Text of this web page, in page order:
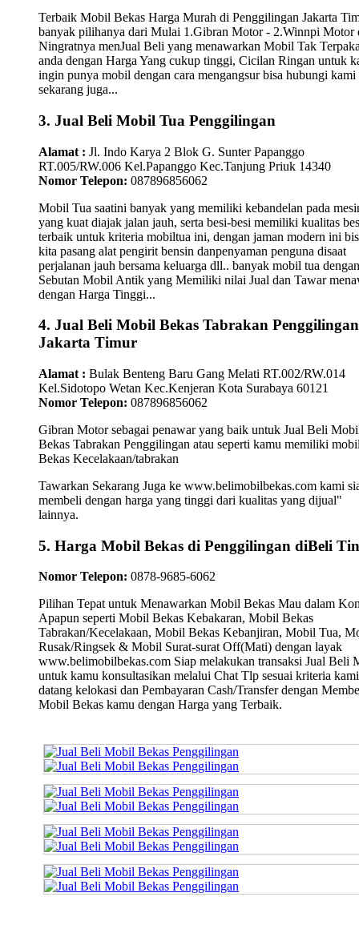
Terbaik Mobil Bekas Harga Murah di Penggilingan Jakarta
banyak pilihanya dari Mulai 1.Gibran Motor - 2.Winnpi Motor
Ningratnya menJual Beli yang menawarkan Mobil Tak
anda dengan Harga Yang cukup tinggi, Cicilan Ringan untuk
ingin punya mobil dengan cara mengangsur bisa hubungi kami
sekarang juga...
3. Jual Beli Mobil Tua Penggilingan
Alamat : Jl. Indo Karya 2 Blok G. Sunter Papanggo
RT.005/RW.006 Kel.Papanggo Kec.Tanjung Priuk 14340
Nomor Telepon: 087896856062
Mobil Tua saatini banyak yang memiliki kebandelan pada
yang kuat diajak jalan jauh, serta besi-besi memiliki kualitas
terbaik untuk kriteria mobiltua ini, dengan jaman modern ini
kita pasang alat pengirit bensin danpenyaman penguna disaat
perjalanan jauh bersama keluarga dll.. banyak mobil tua dengan
Sebutan Mobil Antik yang Memiliki nilai Jual dan Tawar
dengan Harga Tinggi...
4. Jual Beli Mobil Bekas Tabrakan Penggilingan
Jakarta Timur
Alamat : Bulak Benteng Baru Gang Melati RT.002/RW.014
Kel.Sidotopo Wetan Kec.Kenjeran Kota Surabaya 60121
Nomor Telepon: 087896856062
Gibran Motor sebagai penawar yang baik untuk Jual Beli
Bekas Tabrakan Penggilingan atau seperti kamu memiliki
Bekas Kecelakaan/tabrakan
Tawarkan Sekarang Juga ke www.belimobilbekas.com kami
membeli dengan harga yang tinggi dari kualitas yang dijual"
lainnya.
5. Harga Mobil Bekas di Penggilingan diBeli
Nomor Telepon: 0878-9685-6062
Pilihan Tepat untuk Menawarkan Mobil Bekas Mau dalam
Apapun seperti Mobil Bekas Kebakaran, Mobil Bekas
Tabrakan/Kecelakaan, Mobil Bekas Kebanjiran, Mobil Tua,
Rusak/Ringsek & Mobil Surat-surat Off(Mati) dengan layak
www.belimobilbekas.com Siap melakukan transaksi Jual Beli
untuk kamu konsultasikan melalui Chat Tlp sesuai kriteria
datang kelokasi dan Pembayaran Cash/Transfer dengan
Mobil Bekas kamu dengan Harga yang Terbaik.